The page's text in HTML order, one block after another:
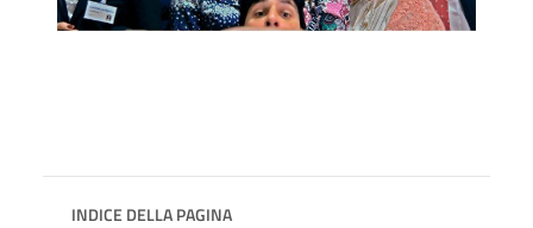
INDICE DELLA PAGINA